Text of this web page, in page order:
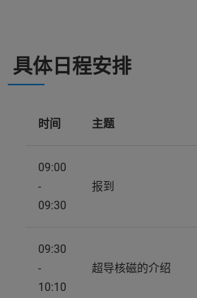
具体日程安排
时间 主题
09:00
-
09:30
报到
09:30
-
10:10
超导核磁的介绍